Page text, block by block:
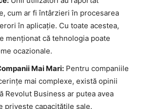
cum ar fi întârzieri în procesarea
în aplicație. Cu toate acestea,
menționat că tehnologia poate
ocazionale.
Mai Mari: Pentru companiile
mai complexe, există opinii
Revolut Business ar putea avea
privește capacitățile sale.